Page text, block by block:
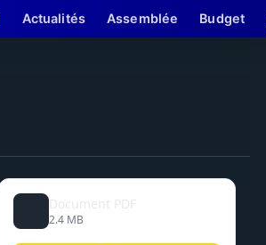
Actualités Assemblée Budget
Document PDF
2.4 MB